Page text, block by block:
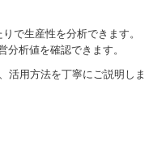
で生産性を分析できます。
分析値を確認できます。
活用方法を丁寧にご説明しま